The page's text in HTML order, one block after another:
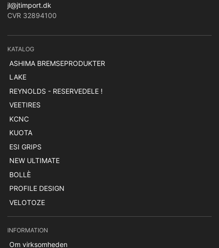
jl@jtimport.dk
CVR 32894100
KATALOG
ASHIMA BREMSEPRODUKTER
LAKE
REYNOLDS - RESERVEDELE !
VEETIRES
KCNC
KUOTA
ESI GRIPS
NEW ULTIMATE
BOLLÈ
PROFILE DESIGN
VELOTOZE
INFORMATION
Om virksomheden